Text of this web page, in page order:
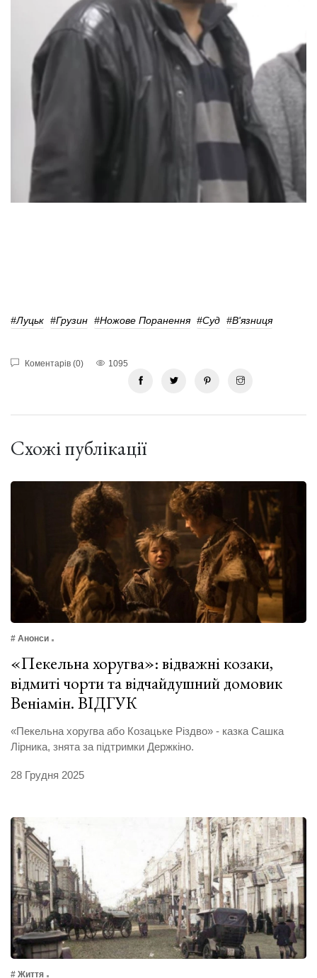
#Луцьк #Грузин #Ножове Поранення #суд #в'язниця
Коментарів (0) 1095
Схожі публікації
# Анонси
«Пекельна хоругва»: відважні козаки,
відмиті чорти та відчайдушний домовик
Веніамін. ВІДГУК
«Пекельна хоругва або Козацьке Різдво» - казка Сашка
Лірника, знята за підтримки Держкіно.
28 Грудня 2025
# Життя